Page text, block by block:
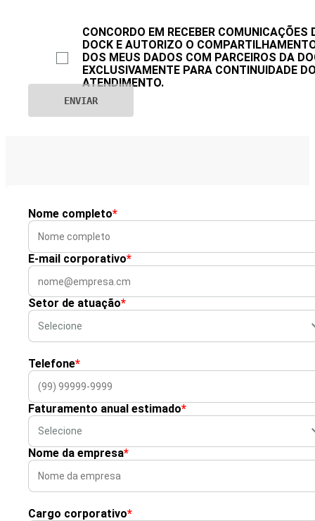
CONCORDO EM RECEBER COMUNICAÇÕES
DOCK E AUTORIZO O
DOS MEUS DADOS COM PARCEIROS DA
EXCLUSIVAMENTE PARA CONTINUIDADE
ATENDIMENTO.
Nome completo*
E-mail corporativo*
Setor de atuação*
Telefone*
Faturamento anual estimado*
Nome da empresa*
Cargo corporativo*